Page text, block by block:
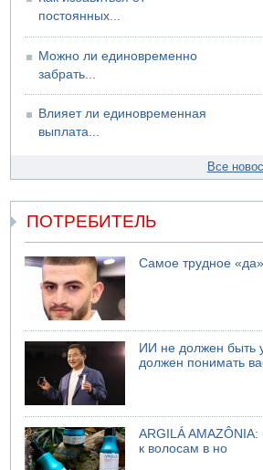
постоянных...
Можно ли единовременно
забрать...
Влияет ли единовременная
выплата...
Все
ПОТРЕБИТЕЛЬ
Самое трудное «да»
ИИ не должен быть
должен понимать
ARGILÁ AMAZÔNIA:
к волосам в но